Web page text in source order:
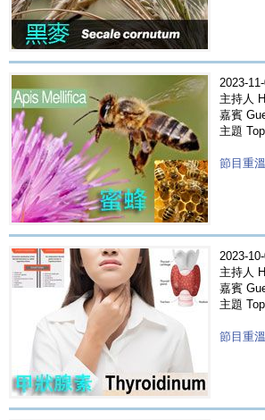
2023-
主持人
嘉賓
主題
節目重
2023-
主持人
嘉賓
主題
節目重